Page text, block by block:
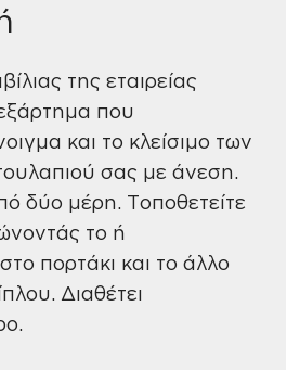
της εταιρείας
που
και το κλείσιμο των
σας με άνεση.
δύο μέρη. Τοποθετείτε
το ή
πορτάκι και το άλλο
Διαθέτει